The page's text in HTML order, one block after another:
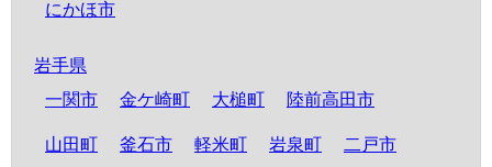
にかほ市
岩手県
一関市
金ケ崎町 大槌町 陸前高田市
山田町 釜石市 軽米町 岩泉町 二戸市